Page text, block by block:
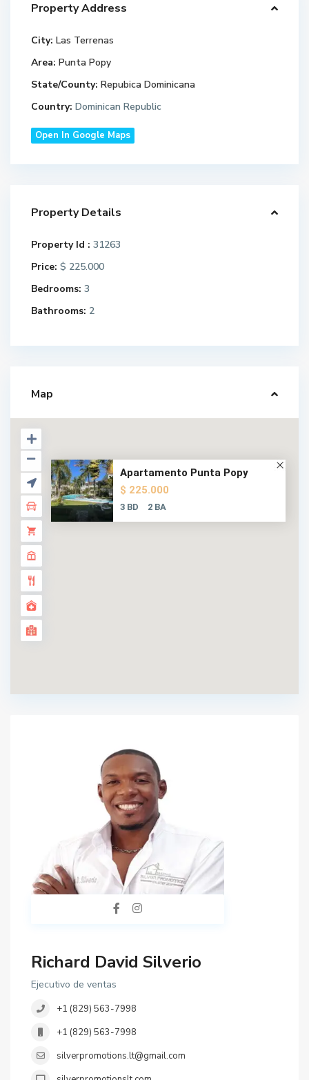
Property Address
City: Las Terrenas
Area: Punta Popy
State/County: Repubica Dominicana
Country: Dominican Republic
Open In Google Maps
Property Details
Property Id : 31263
Price: $ 225.000
Bedrooms: 3
Bathrooms: 2
Map
Apartamento Punta Popy
$ 225.000
3 BD 2 BA
Richard David Silverio
Ejecutivo de ventas
+1 (829) 563-7998
+1 (829) 563-7998
silverpromotions.lt@gmail.com